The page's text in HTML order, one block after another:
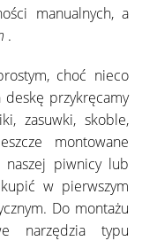
manualnych, a
.
choć nieco
deskę przykręcamy
zasuwki, skoble,
montowane
naszej piwnicy lub
w pierwszym
Do montażu
narzędzia typu